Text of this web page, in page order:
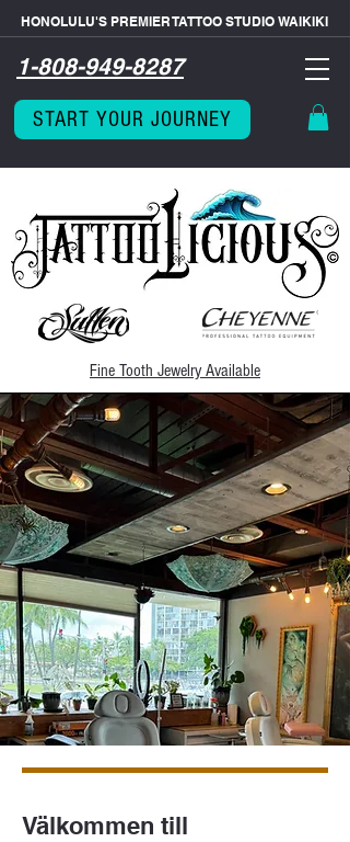
HONOLULU'S PREMIER TATTOO STUDIO WAIKIKI
1-808-949-8287
START YOUR JOURNEY
Fine Tooth Jewelry Available
Välkommen till